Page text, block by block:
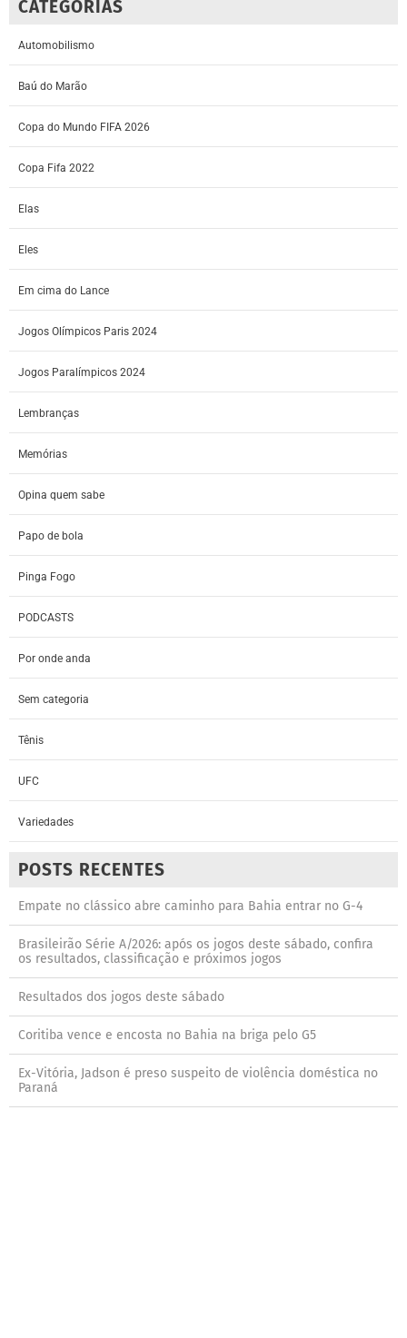
CATEGORIAS
Automobilismo
Baú do Marão
Copa do Mundo FIFA 2026
Copa Fifa 2022
Elas
Eles
Em cima do Lance
Jogos Olímpicos Paris 2024
Jogos Paralímpicos 2024
Lembranças
Memórias
Opina quem sabe
Papo de bola
Pinga Fogo
PODCASTS
Por onde anda
Sem categoria
Tênis
UFC
Variedades
POSTS RECENTES
Empate no clássico abre caminho para Bahia entrar no G-4
Brasileirão Série A/2026: após os jogos deste sábado, confira
os resultados, classificação e próximos jogos
Resultados dos jogos deste sábado
Coritiba vence e encosta no Bahia na briga pelo G5
Ex-Vitória, Jadson é preso suspeito de violência doméstica no
Paraná